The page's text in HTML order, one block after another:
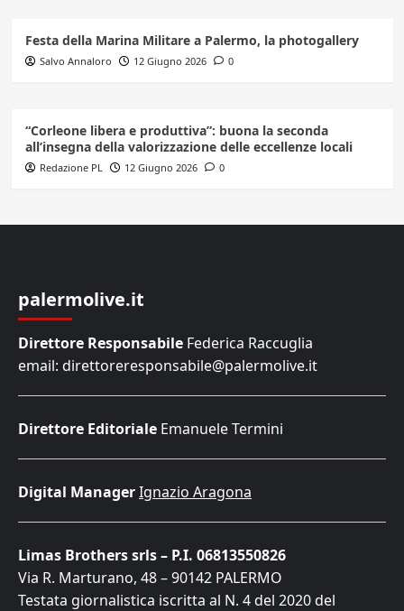
Festa della Marina Militare a Palermo, la photogallery
Salvo Annaloro 12 Giugno 2026 0
“Corleone libera e produttiva”: buona la seconda
all’insegna della valorizzazione delle eccellenze locali
Redazione PL 12 Giugno 2026 0
palermolive.it
Direttore Responsabile Federica Raccuglia
email: direttoreresponsabile@palermolive.it
Direttore Editoriale Emanuele Termini
Digital ManagerIgnazio Aragona
Limas Brothers srls – P.I. 06813550826
Via R. Marturano, 48 – 90142 PALERMO
Testata giornalistica iscritta al N. 4 del 2020 del